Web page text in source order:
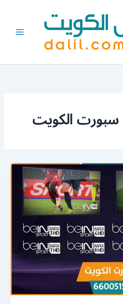
سبورت الكويت